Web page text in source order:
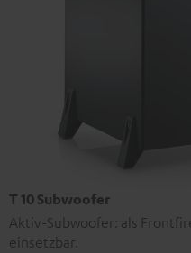
T 10 Subwoofer
Aktiv-Subwoofer: als
einsetzbar.